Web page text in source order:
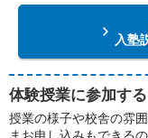
入塾
体験授業に参加する
授業の様子や校舎の雰